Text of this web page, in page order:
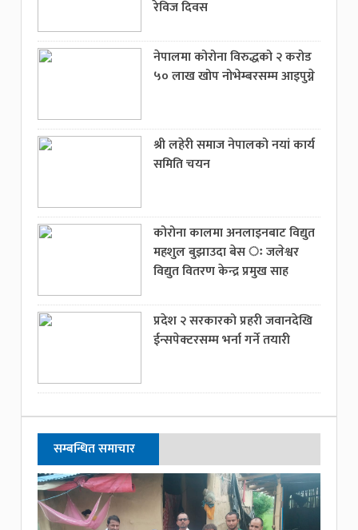
रेविज दिवस
नेपालमा कोरोना विरुद्धको २ करोड
५० लाख खोप नोभेम्बरसम्म आइपुग्ने
श्री लहेरी समाज नेपालको नयां कार्य
समिति चयन
कोरोना कालमा अनलाइनबाट विद्युत
महशुल बुझाउदा बेस ः जलेश्वर
विद्युत वितरण केन्द्र प्रमुख साह
प्रदेश २ सरकारको प्रहरी जवानदेखि
ईन्सपेक्टरसम्म भर्ना गर्ने तयारी
सम्बन्धित समाचार